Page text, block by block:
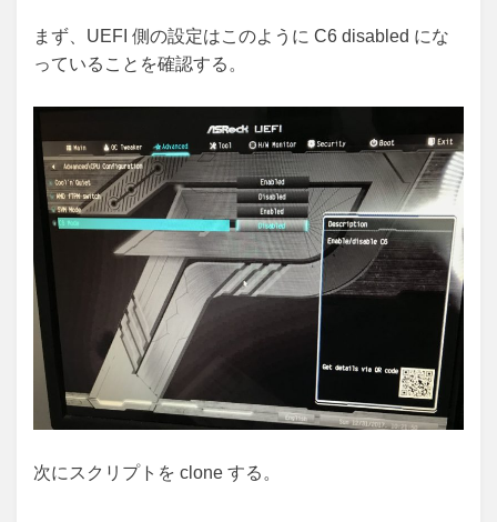
まず、UEFI 側の設定はこのように C6 disabled にな
っていることを確認する。
次にスクリプトを clone する。